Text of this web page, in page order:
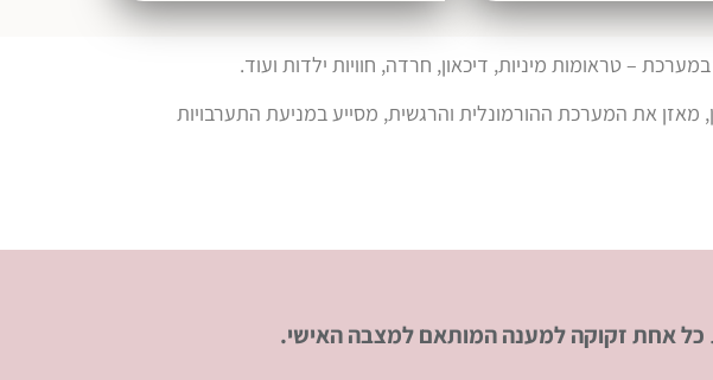
– טראומות מיניות, דיכאון, חרדה, חוויות ילדות ועוד.
מאזן את המערכת ההורמונלית והרגשית, מסייע במניעת התערבויות
כל אחת זקוקה למענה המותאם למצבה האישי.